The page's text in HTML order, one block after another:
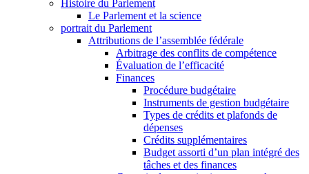
Histoire du Parlement
Le Parlement et la science
portrait du Parlement
Attributions de l’assemblée fédérale
Arbitrage des conflits de compétence
Évaluation de l’efficacité
Finances
Procédure budgétaire
Instruments de gestion budgétaire
Types de crédits et plafonds de
dépenses
Crédits supplémentaires
Budget assorti d’un plan intégré des
tâches et des finances